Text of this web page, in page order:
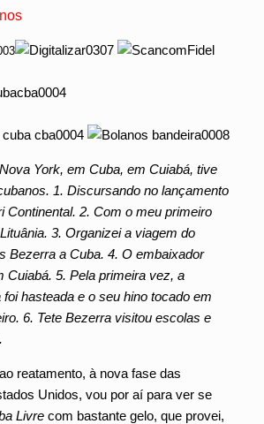
York, em Cuba, em Cuiabá, tive
1. Discursando no lançamento
Continental. 2. Com o meu primeiro
3. Organizei a viagem do
Bezerra a Cuba. 4. O embaixador
Cuiabá. 5. Pela primeira vez, a
hasteada e o seu hino tocado em
6. Tete Bezerra visitou escolas e
reatamento, à nova fase das
Unidos, vou por aí para ver se
Livre com bastante gelo, que provei,